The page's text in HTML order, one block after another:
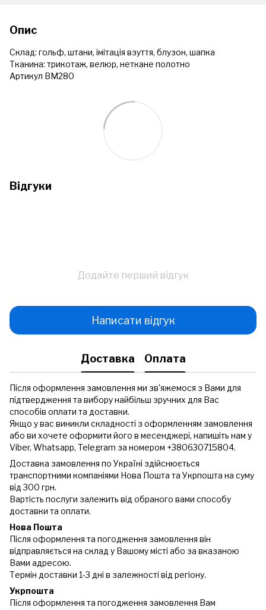
Опис
Склад: гольф, штани, імітація взуття, блузон, шапка
Тканина: трикотаж, велюр, неткане полотно
Артикул ВМ280
Відгуки
Додайте перший відгук
Написати відгук
Доставка Оплата
Після оформлення замовлення ми зв'яжемося з Вами для
підтвердження та вибору найбільш зручних для Вас
способів оплати та доставки.
Якщо у вас виникли складності з оформленням замовлення
або ви хочете оформити його в месенджері, напишіть нам у
Viber, Whatsapp, Telegram за номером +380630715804.
Доставка замовлення по Україні здійснюється
транспортними компаніями Нова Пошта та Укрпошта на суму
від 300 грн.
Вартість послуги залежить від обраного вами способу
доставки та оплати.
Нова Пошта
Після оформлення та погодження замовлення він
відправляється на склад у Вашому місті або за вказаною
Вами адресою.
Термін доставки 1-3 дні в залежності від регіону.
Укрпошта
Після оформлення та погодження замовлення Вам